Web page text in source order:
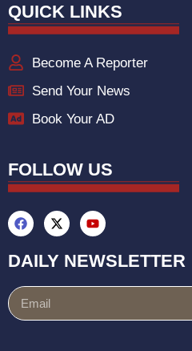
QUICK LINKS
Become A Reporter
Send Your News
Book Your AD
FOLLOW US
DAILY NEWSLETTER